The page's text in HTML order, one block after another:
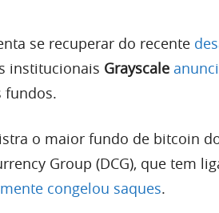
se recuperar do recente
institucionais Grayscale
fundos.
o maior fundo de bitcoin
Group (DCG), que tem
congelou saques.